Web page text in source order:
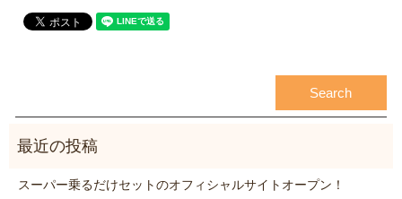
スーパー乗るだけセットのオフィシャルサイトオープン！